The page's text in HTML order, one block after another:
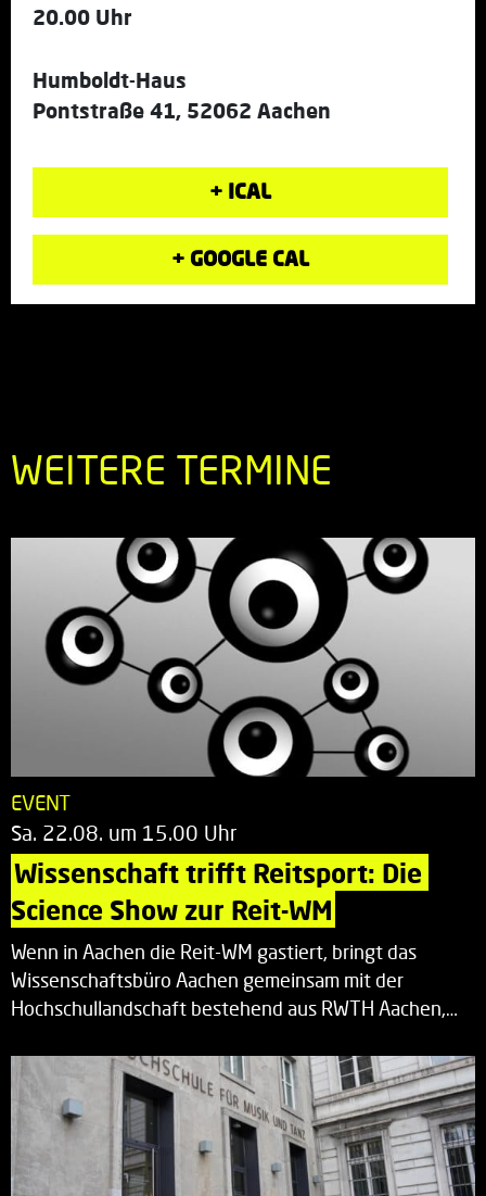
20.00 Uhr
Humboldt-Haus
Pontstraße 41, 52062 Aachen
+ ICAL
+ GOOGLE CAL
WEITERE TERMINE
EVENT
Sa. 22.08. um 15.00 Uhr
Wissenschaft trifft Reitsport: Die
Science Show zur Reit-WM
Wenn in Aachen die Reit-WM gastiert, bringt das
Wissenschaftsbüro Aachen gemeinsam mit der
Hochschullandschaft bestehend aus RWTH Aachen,…